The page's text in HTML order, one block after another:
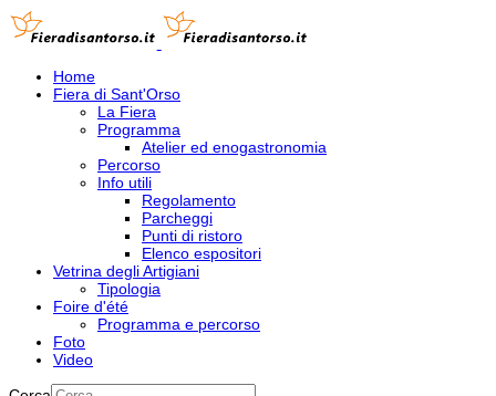
Home
Fiera di Sant'Orso
La Fiera
Programma
Atelier ed enogastronomia
Percorso
Info utili
Regolamento
Parcheggi
Punti di ristoro
Elenco espositori
Vetrina degli Artigiani
Tipologia
Foire d'été
Programma e percorso
Foto
Video